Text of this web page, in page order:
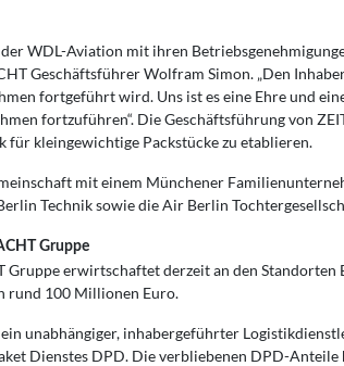
WDL-Aviation mit ihren
Geschäftsführer Wolfram Simon. „Den
fortgeführt wird. Uns ist es eine Ehre und
fortzuführen“. Die Geschäftsführung von
für kleingewichtige Packstücke zu etablieren.
mit einem Münchener
Technik sowie die Air Berlin
Gruppe
Gruppe erwirtschaftet derzeit an den
rund 100 Millionen Euro.
unabhängiger, inhabergeführter
Dienstes DPD. Die verbliebenen DPD-